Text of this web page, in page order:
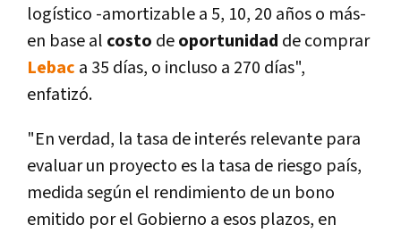
logí­stico -amortizable a 5, 10, 20 años o más-
en base al costo deoportunidad de comprar
Lebac a 35 dí­as, o incluso a 270 dí­as",
enfatizó.
"En verdad, la tasa de interés relevante para
evaluar un proyecto es la tasa de riesgo paí­s,
medida según el rendimiento de un bono
emitido por el Gobierno a esos plazos, en